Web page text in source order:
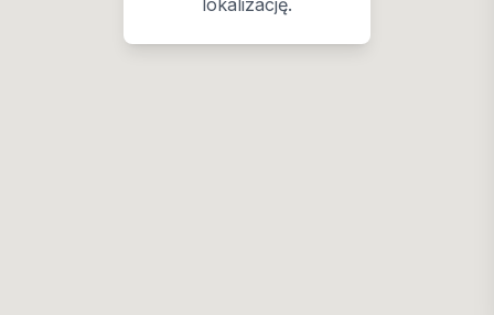
lokalizację.